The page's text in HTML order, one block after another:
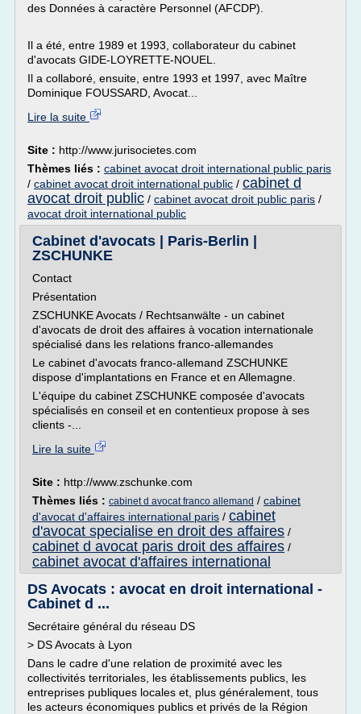
des Données à caractère Personnel (AFCDP).
Il a été, entre 1989 et 1993, collaborateur du cabinet
d'avocats GIDE-LOYRETTE-NOUEL.
Il a collaboré, ensuite, entre 1993 et 1997, avec Maître
Dominique FOUSSARD, Avocat...
Lire la suite
Site : http://www.jurisocietes.com
Thèmes liés : cabinet avocat droit international public paris
/ cabinet avocat droit international public / cabinet d
avocat droit public / cabinet avocat droit public paris /
avocat droit international public
Cabinet d'avocats | Paris-Berlin |
ZSCHUNKE
Contact
Présentation
ZSCHUNKE Avocats / Rechtsanwälte - un cabinet
d'avocats de droit des affaires à vocation internationale
spécialisé dans les relations franco-allemandes
Le cabinet d'avocats franco-allemand ZSCHUNKE
dispose d'implantations en France et en Allemagne.
L'équipe du cabinet ZSCHUNKE composée d'avocats
spécialisés en conseil et en contentieux propose à ses
clients -...
Lire la suite
Site : http://www.zschunke.com
Thèmes liés : cabinet d avocat franco allemand / cabinet
d'avocat d'affaires international paris / cabinet
d'avocat specialise en droit des affaires /
cabinet d avocat paris droit des affaires /
cabinet avocat d'affaires international
DS Avocats : avocat en droit international -
Cabinet d ...
Secrétaire général du réseau DS
> DS Avocats à Lyon
Dans le cadre d'une relation de proximité avec les
collectivités territoriales, les établissements publics, les
entreprises publiques locales et, plus généralement, tous
les acteurs économiques publics et privés de la Région